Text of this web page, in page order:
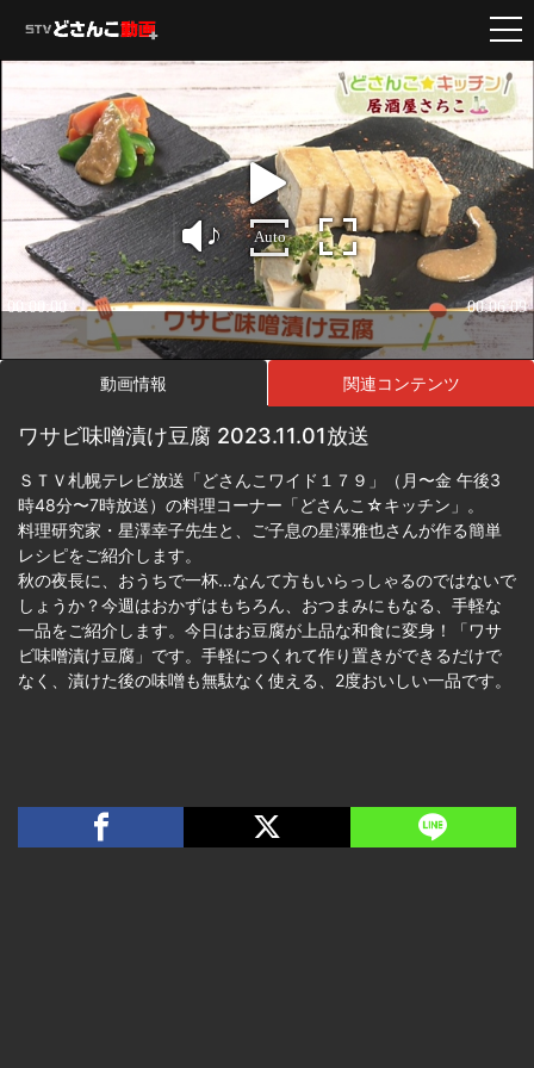
動画情報 関連コンテンツ
ワサビ味噌漬け豆腐 2023.11.01放送
ＳＴＶ札幌テレビ放送「どさんこワイド１７９」（月〜金 午後3
時48分〜7時放送）の料理コーナー「どさんこ☆キッチン」。
料理研究家・星澤幸子先生と、ご子息の星澤雅也さんが作る簡単
レシピをご紹介します。
秋の夜長に、おうちで一杯…なんて方もいらっしゃるのではないで
しょうか？今週はおかずはもちろん、おつまみにもなる、手軽な
一品をご紹介します。今日はお豆腐が上品な和食に変身！「ワサ
ビ味噌漬け豆腐」です。手軽につくれて作り置きができるだけで
なく、漬けた後の味噌も無駄なく使える、2度おいしい一品です。